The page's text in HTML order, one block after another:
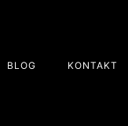
BLOG KONTAKT